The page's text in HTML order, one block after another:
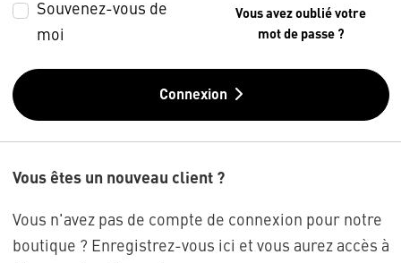
Souvenez-vous de
moi
Vous avez oublié votre
mot de passe ?
Connexion
Vous êtes un nouveau client ?
Vous n'avez pas de compte de connexion pour notre
boutique ? Enregistrez-vous ici et vous aurez accès à